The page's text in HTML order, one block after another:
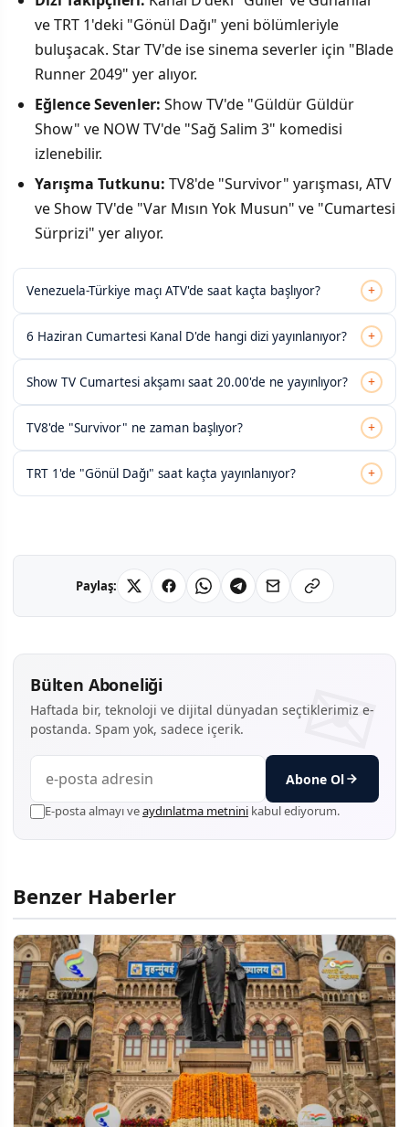
ve TRT 1'deki "Gönül Dağı" yeni bölümleriyle
buluşacak. Star TV'de ise sinema severler için "Blade
Runner 2049" yer alıyor.
Eğlence Sevenler: Show TV'de "Güldür Güldür
Show" ve NOW TV'de "Sağ Salim 3" komedisi
izlenebilir.
Yarışma Tutkunu: TV8'de "Survivor" yarışması, ATV
ve Show TV'de "Var Mısın Yok Musun" ve "Cumartesi
Sürprizi" yer alıyor.
Venezuela-Türkiye maçı ATV'de saat kaçta başlıyor? +
6 Haziran Cumartesi Kanal D'de hangi dizi yayınlanıyor? +
Show TV Cumartesi akşamı saat 20.00'de ne yayınlıyor? +
TV8'de "Survivor" ne zaman başlıyor? +
TRT 1'de "Gönül Dağı" saat kaçta yayınlanıyor? +
Paylaş:
Bülten Aboneliği
Haftada bir, teknoloji ve dijital dünyadan seçtiklerimiz e-
postanda. Spam yok, sadece içerik.
Abone Ol
E-posta almayı veaydınlatma metnini kabul ediyorum.
Benzer Haberler